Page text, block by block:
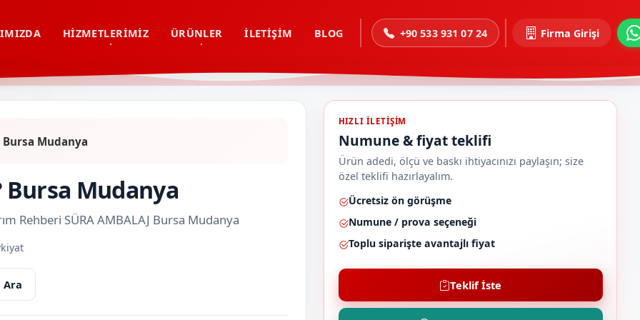
HIZMETLERIMIZ ÜRÜNLER İLETIŞIM BLOG +90 533 931 07 24 Firma Girişi
Bursa Mudanya
Bursa Mudanya
Rehberi SÜRA AMBALAJ Bursa Mudanya
Ara
HIZLI ILETIŞIM
Numune & fiyat teklifi
Ürün adedi, ölçü ve baskı ihtiyacınızı paylaşın; size
özel teklifi hazırlayalım.
Ücretsiz ön görüşme
Numune / prova seçeneği
Toplu siparişte avantajlı fiyat
Teklif İste